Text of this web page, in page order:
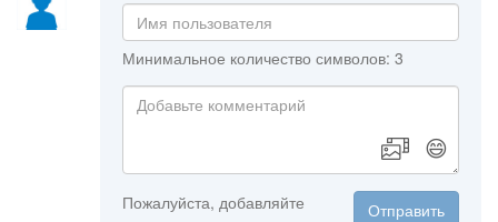
Минимальное количество символов: 3
😄
Отправить
Пожалуйста, добавляйте